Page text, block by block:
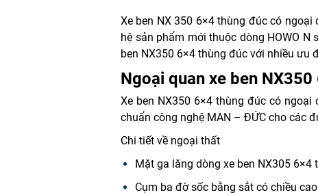
Xe ben NX 350 6×4 thùng đúc có ngoại
hệ sản phẩm mới thuộc dòng HOWO
ben NX350 6×4 thùng đúc với nhiều ưu
Ngoại quan xe ben
Xe ben NX350 6×4 thùng đúccó ngoại
chuẩn công nghệ MAN – ĐỨC cho các
Chi tiết về ngoại thất
Mặt ga lăng dòng xe ben NX305
Cụm ba đờ sốc bằng sắt có chiều